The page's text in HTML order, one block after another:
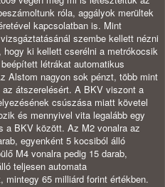
róla, aggályok merültek
kapcsolatban is. Mint
szembe kellett nézni
hogy ki kellett cserélni a metrókocsik
létrákat automatikus
Alstom nagyon sok pénzt, több mint
átszerelésért. A BKV viszont a
csúszása miatt követel
és mennyivel vita legalább egy
a BKV között. Az M2 vonalra az
egyenként 5 kocsiból álló
M4 vonalra pedig 15 darab,
teljesen automata
mintegy 65 milliárd forint értékben.